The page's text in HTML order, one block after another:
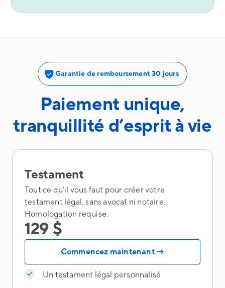
Garantie de remboursement 30 jours
Paiement unique,
tranquillité d’esprit à vie
Testament
Tout ce qu’il vous faut pour créer votre
testament légal, sans avocat ni notaire.
Homologation requise.
129 $
Commencez maintenant →
Un testament légal personnalisé